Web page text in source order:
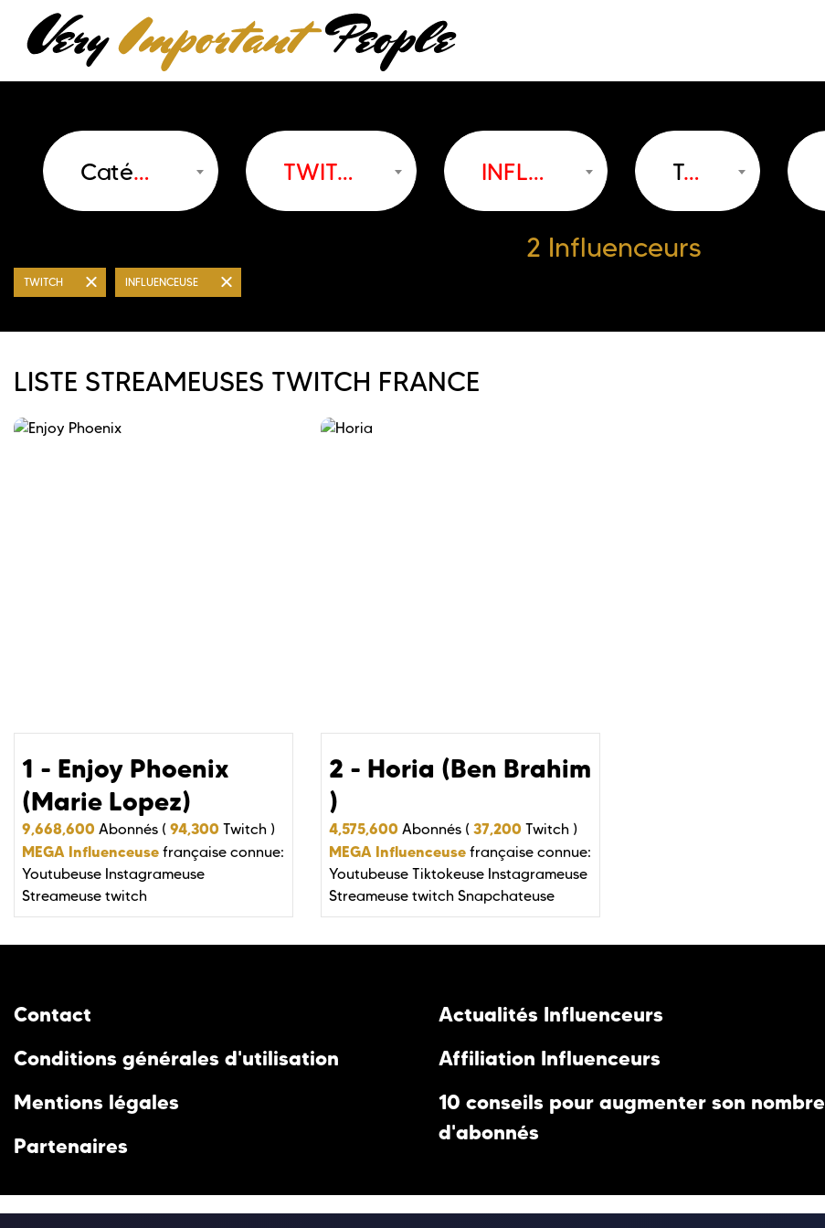
Catégorie TWITCH INFLUENCEUSE Taille
2 Influenceurs
TWITCH INFLUENCEUSE
LISTE STREAMEUSES TWITCH FRANCE
1 - Enjoy Phoenix
(Marie Lopez)
9,668,600 Abonnés ( 94,300 Twitch )
MEGA Influenceuse française connue:
Youtubeuse Instagrameuse
Streameuse twitch
2 - Horia (Ben Brahim
)
4,575,600 Abonnés ( 37,200 Twitch )
MEGA Influenceuse française connue:
Youtubeuse Tiktokeuse Instagrameuse
Streameuse twitch Snapchateuse
Contact
Conditions générales d'utilisation
Mentions légales
Partenaires
Actualités Influenceurs
Affiliation Influenceurs
10 conseils pour augmenter son nombre
d'abonnés